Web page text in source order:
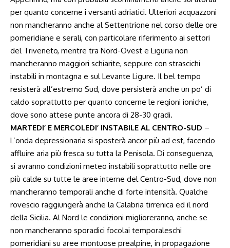
per quanto concerne i versanti adriatici. Ulteriori acquazzoni
non mancheranno anche al Settentrione nel corso delle ore
pomeridiane e serali, con particolare riferimento ai settori
del Triveneto, mentre tra Nord-Ovest e Liguria non
mancheranno maggiori schiarite, seppure con strascichi
instabili in montagna e sul Levante Ligure. Il bel tempo
resisterà all’estremo Sud, dove persisterà anche un po’ di
caldo soprattutto per quanto concerne le regioni ioniche,
dove sono attese punte ancora di 28-30 gradi.
MARTEDI’ E MERCOLEDI’ INSTABILE AL CENTRO-SUD –
L’onda depressionaria si sposterà ancor più ad est, facendo
affluire aria più fresca su tutta la Penisola. Di conseguenza,
si avranno condizioni meteo instabili soprattutto nelle ore
più calde su tutte le aree interne del Centro-Sud, dove non
mancheranno temporali anche di forte intensità. Qualche
rovescio raggiungerà anche la Calabria tirrenica ed il nord
della Sicilia. Al Nord le condizioni miglioreranno, anche se
non mancheranno sporadici focolai temporaleschi
pomeridiani su aree montuose prealpine, in propagazione